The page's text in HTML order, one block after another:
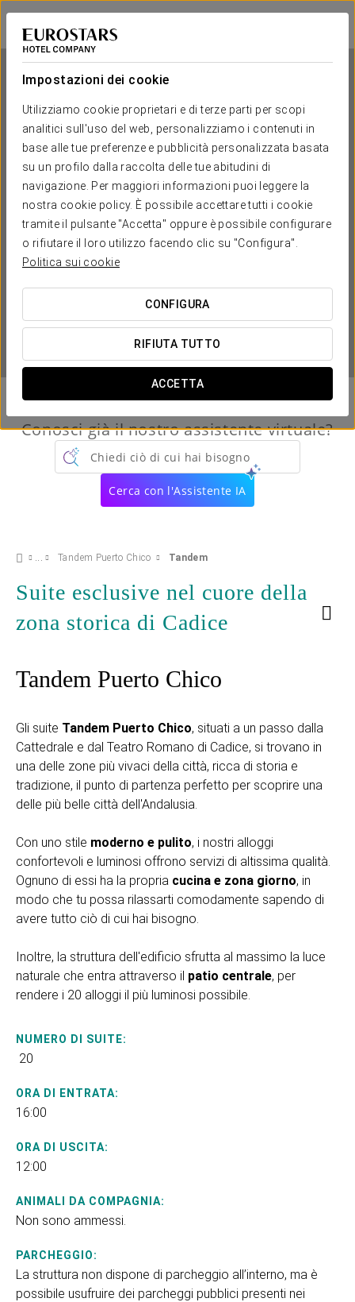
Impostazioni dei cookie
Utilizziamo cookie proprietari e di terze parti per scopi
analitici sull'uso del web, personalizziamo i contenuti in
base alle tue preferenze e pubblicità personalizzata basata
su un profilo dalla raccolta delle tue abitudini di
navigazione. Per maggiori informazioni puoi leggere la
nostra cookie policy. È possibile accettare tutti i cookie
tramite il pulsante "Accetta" oppure è possibile configurare
o rifiutare il loro utilizzo facendo clic su "Configura".
Politica sui cookie
CONFIGURA
RIFIUTA TUTTO
ACCETTA
Tandem Puerto Chico
CADICE
Tandem Puerto Chico
CADICE
QUANDO VUOI ANDARE?
Conosci già il nostro assistente virtuale?
Chiedi ciò di cui hai bisogno
Cerca con l'Assistente IA
Tandem Puerto Chico Tandem
Suite esclusive nel cuore della
zona storica di Cadice
Tandem Puerto Chico
Gli suite Tandem Puerto Chico, situati a un passo dalla
Cattedrale e dal Teatro Romano di Cadice, si trovano in
una delle zone più vivaci della città, ricca di storia e
tradizione, il punto di partenza perfetto per scoprire una
delle più belle città dell'Andalusia.
Con uno stile moderno e pulito, i nostri alloggi
confortevoli e luminosi offrono servizi di altissima qualità.
Ognuno di essi ha la propria cucina e zona giorno, in
modo che tu possa rilassarti comodamente sapendo di
avere tutto ciò di cui hai bisogno.
Inoltre, la struttura dell'edificio sfrutta al massimo la luce
naturale che entra attraverso il patio centrale, per
rendere i 20 alloggi il più luminosi possibile.
NUMERO DI SUITE:
20
ORA DI ENTRATA:
16:00
ORA DI USCITA:
12:00
ANIMALI DA COMPAGNIA:
Non sono ammessi.
PARCHEGGIO:
La struttura non dispone di parcheggio all’interno, ma è
possibile usufruire dei parcheggi pubblici presenti nei